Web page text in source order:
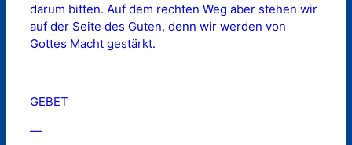
darum bitten. Auf dem rechten Weg aber stehen wir
auf der Seite des Guten, denn wir werden von
Gottes Macht gestärkt.
GEBET
—